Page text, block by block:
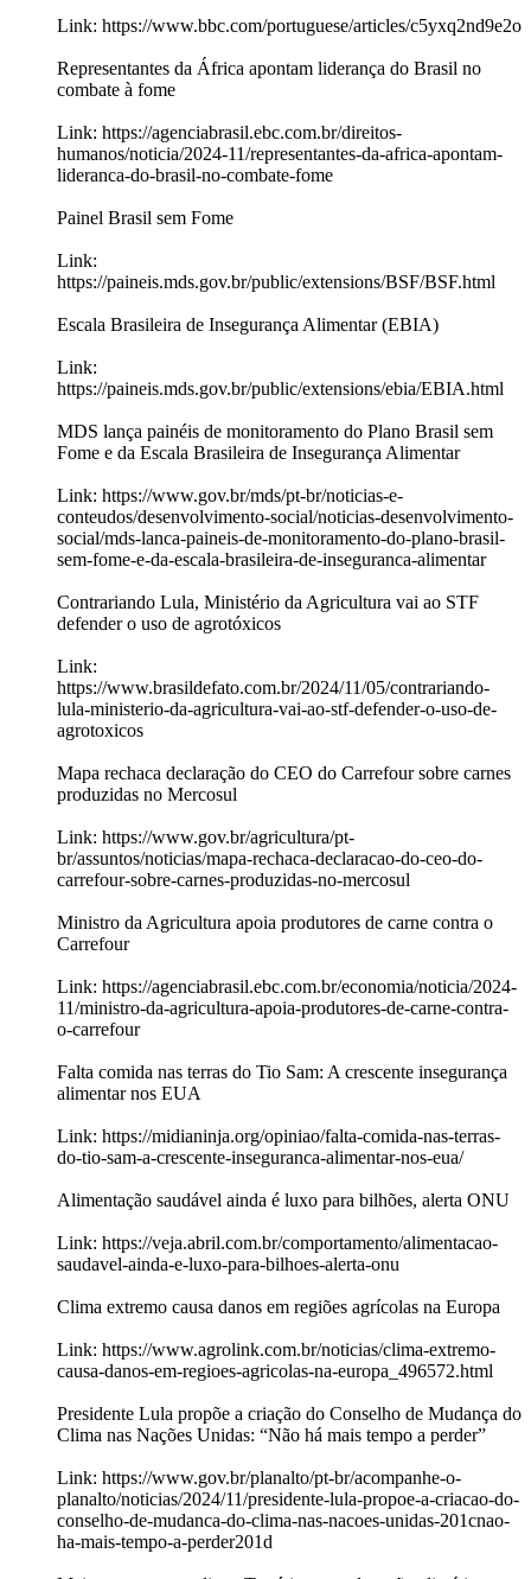
Link: https://www.bbc.com/portuguese/articles/c5yxq2nd9e2o
Representantes da África apontam liderança do Brasil no
combate à fome
Link: https://agenciabrasil.ebc.com.br/direitos-
humanos/noticia/2024-11/representantes-da-africa-apontam-
lideranca-do-brasil-no-combate-fome
Painel Brasil sem Fome
Link:
https://paineis.mds.gov.br/public/extensions/BSF/BSF.html
Escala Brasileira de Insegurança Alimentar (EBIA)
Link:
https://paineis.mds.gov.br/public/extensions/ebia/EBIA.html
MDS lança painéis de monitoramento do Plano Brasil sem
Fome e da Escala Brasileira de Insegurança Alimentar
Link: https://www.gov.br/mds/pt-br/noticias-e-
conteudos/desenvolvimento-social/noticias-desenvolvimento-
social/mds-lanca-paineis-de-monitoramento-do-plano-brasil-
sem-fome-e-da-escala-brasileira-de-inseguranca-alimentar
Contrariando Lula, Ministério da Agricultura vai ao STF
defender o uso de agrotóxicos
Link:
https://www.brasildefato.com.br/2024/11/05/contrariando-
lula-ministerio-da-agricultura-vai-ao-stf-defender-o-uso-de-
agrotoxicos
Mapa rechaca declaração do CEO do Carrefour sobre carnes
produzidas no Mercosul
Link: https://www.gov.br/agricultura/pt-
br/assuntos/noticias/mapa-rechaca-declaracao-do-ceo-do-
carrefour-sobre-carnes-produzidas-no-mercosul
Ministro da Agricultura apoia produtores de carne contra o
Carrefour
Link: https://agenciabrasil.ebc.com.br/economia/noticia/2024-
11/ministro-da-agricultura-apoia-produtores-de-carne-contra-
o-carrefour
Falta comida nas terras do Tio Sam: A crescente insegurança
alimentar nos EUA
Link: https://midianinja.org/opiniao/falta-comida-nas-terras-
do-tio-sam-a-crescente-inseguranca-alimentar-nos-eua/
Alimentação saudável ainda é luxo para bilhões, alerta ONU
Link: https://veja.abril.com.br/comportamento/alimentacao-
saudavel-ainda-e-luxo-para-bilhoes-alerta-onu
Clima extremo causa danos em regiões agrícolas na Europa
Link: https://www.agrolink.com.br/noticias/clima-extremo-
causa-danos-em-regioes-agricolas-na-europa_496572.html
Presidente Lula propõe a criação do Conselho de Mudança do
Clima nas Nações Unidas: “Não há mais tempo a perder”
Link: https://www.gov.br/planalto/pt-br/acompanhe-o-
planalto/noticias/2024/11/presidente-lula-propoe-a-criacao-do-
conselho-de-mudanca-do-clima-nas-nacoes-unidas-201cnao-
ha-mais-tempo-a-perder201d